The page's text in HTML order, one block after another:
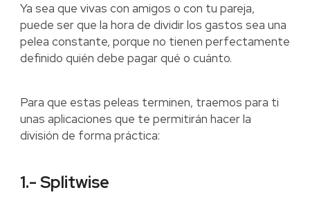
Ya sea que vivas con amigos o con tu pareja,
puede ser que la hora de dividir los gastos sea una
pelea constante, porque no tienen perfectamente
definido quién debe pagar qué o cuánto.
Para que estas peleas terminen, traemos para ti
unas aplicaciones que te permitirán hacer la
división de forma práctica:
1.- Splitwise